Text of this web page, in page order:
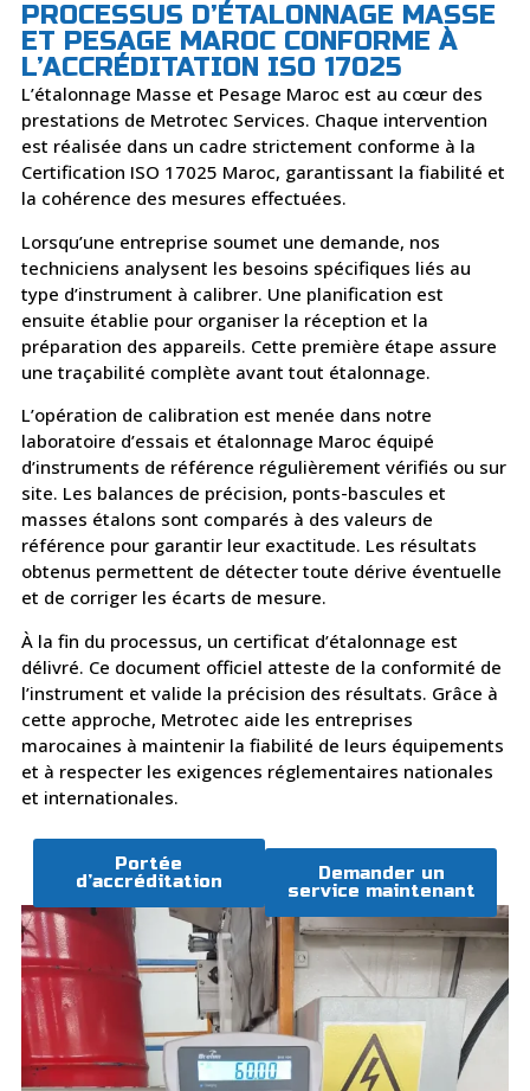
PROCESSUS D’ÉTALONNAGE MASSE
ET PESAGE MAROC CONFORME À
L’ACCRÉDITATION ISO 17025
L’étalonnage Masse et Pesage Maroc est au cœur des
prestations de Metrotec Services. Chaque intervention
est réalisée dans un cadre strictement conforme à la
Certification ISO 17025 Maroc, garantissant la fiabilité et
la cohérence des mesures effectuées.
Lorsqu’une entreprise soumet une demande, nos
techniciens analysent les besoins spécifiques liés au
type d’instrument à calibrer. Une planification est
ensuite établie pour organiser la réception et la
préparation des appareils. Cette première étape assure
une traçabilité complète avant tout étalonnage.
L’opération de calibration est menée dans notre
laboratoire d’essais et étalonnage Maroc équipé
d’instruments de référence régulièrement vérifiés ou sur
site. Les balances de précision, ponts-bascules et
masses étalons sont comparés à des valeurs de
référence pour garantir leur exactitude. Les résultats
obtenus permettent de détecter toute dérive éventuelle
et de corriger les écarts de mesure.
À la fin du processus, un certificat d’étalonnage est
délivré. Ce document officiel atteste de la conformité de
l’instrument et valide la précision des résultats. Grâce à
cette approche, Metrotec aide les entreprises
marocaines à maintenir la fiabilité de leurs équipements
et à respecter les exigences réglementaires nationales
et internationales.
Demander un
service maintenant
Portée
d’accréditation